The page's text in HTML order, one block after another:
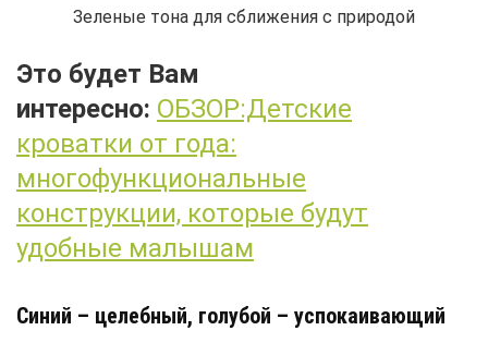
Зеленые тона для сближения с природой
Это будет Вам
интересно: ОБЗОР:Детские
кроватки от года:
многофункциональные
конструкции, которые будут
удобные малышам
Синий – целебный, голубой – успокаивающий